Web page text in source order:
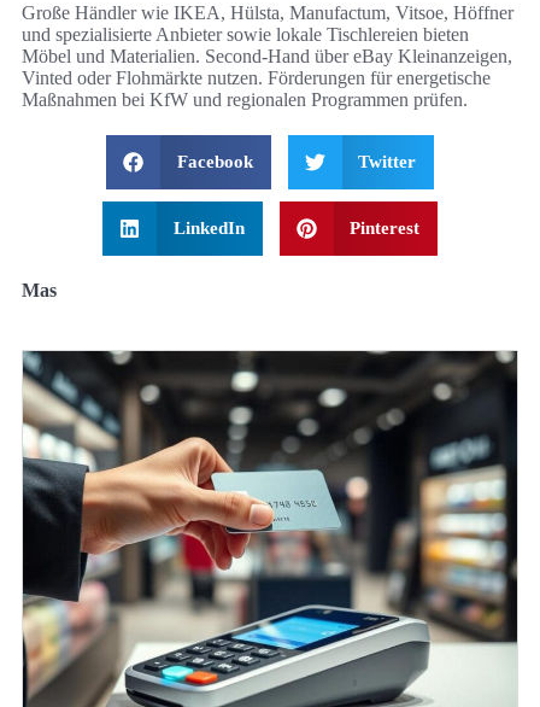
Große Händler wie IKEA, Hülsta, Manufactum, Vitsoe, Höffner
und spezialisierte Anbieter sowie lokale Tischlereien bieten
Möbel und Materialien. Second‑Hand über eBay Kleinanzeigen,
Vinted oder Flohmärkte nutzen. Förderungen für energetische
Maßnahmen bei KfW und regionalen Programmen prüfen.
Facebook Twitter
LinkedIn Pinterest
Mas